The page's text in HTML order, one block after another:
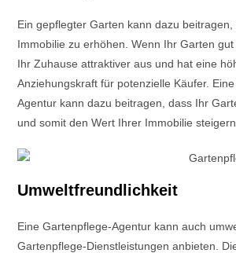
Ein gepflegter Garten kann dazu
Immobilie zu erhöhen. Wenn Ihr Garten
Ihr Zuhause attraktiver aus und hat eine
Anziehungskraft für potenzielle Käufer.
Agentur kann dazu beitragen, dass Ihr
und somit den Wert Ihrer Immobilie steigern.
Umweltfreundlichkeit
Eine Gartenpflege-Agentur kann auch
Gartenpflege-Dienstleistungen anbieten.